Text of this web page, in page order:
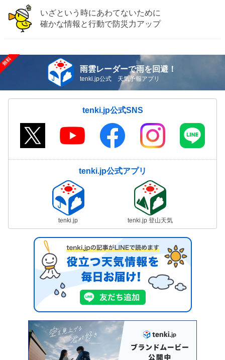
いざという時にあわてないために
確かな情報と行動で防災力アップ
雨雲レーダーで雨を回避！
tenki.jp公式 天気予報アプリ
tenki.jp公式SNS
tenki.jp公式アプリ
tenki.jp tenki.jp 登山天気